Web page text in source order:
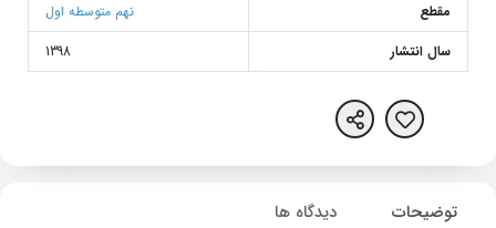
مقطع
نهم متوسطه اول
سال انتشار
1398
توضیحات دیدگاه ها